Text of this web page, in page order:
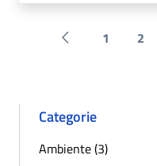
Pagina precedente
1 2
Categorie
Ambiente (3)